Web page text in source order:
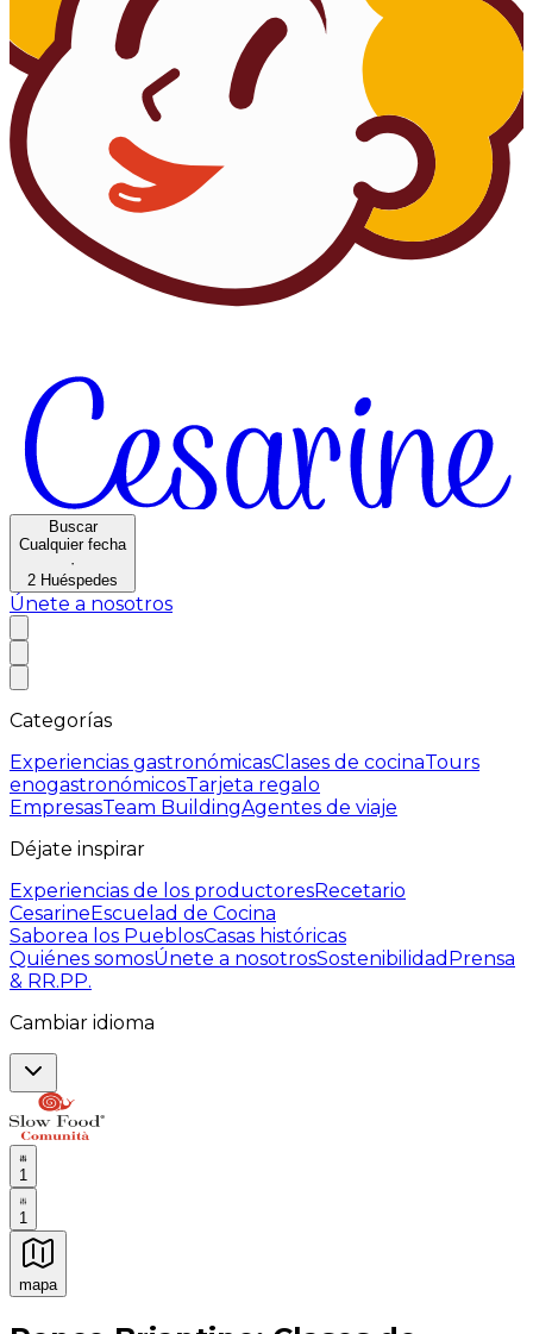
Buscar
Cualquier fecha
·
2 Huéspedes
Únete a nosotros
Categorías
Experiencias gastronómicasClases de cocinaTours
enogastronómicosTarjeta regalo
EmpresasTeam BuildingAgentes de viaje
Déjate inspirar
Experiencias de los productoresRecetario
CesarineEscuelad de Cocina
Saborea los PueblosCasas históricas
Quiénes somosÚnete a nosotrosSostenibilidad Prensa
& RR.PP.
Cambiar idioma
1
1
mapa